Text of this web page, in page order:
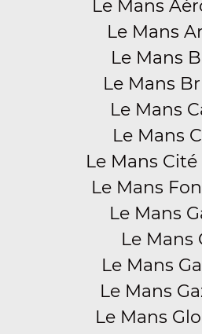
Le Mans
Le Mans
Le Mans
Le Mans
Le Mans
Le Mans
Le Mans
Le Mans
Le Mans
Le Mans
Le Mans
Le Mans
Le Mans